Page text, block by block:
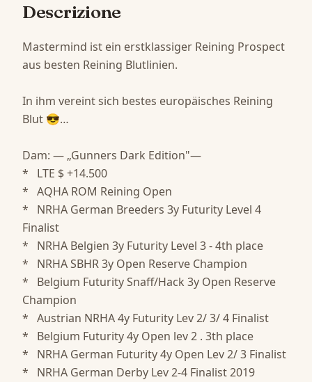
Descrizione
Mastermind ist ein erstklassiger Reining Prospect
aus besten Reining Blutlinien.
In ihm vereint sich bestes europäisches Reining
Blut 😎…
Dam: — „Gunners Dark Edition"—
*   LTE $ +14.500
*   AQHA ROM Reining Open
*   NRHA German Breeders 3y Futurity Level 4
Finalist
*   NRHA Belgien 3y Futurity Level 3 - 4th place
*   NRHA SBHR 3y Open Reserve Champion
*   Belgium Futurity Snaff/Hack 3y Open Reserve
Champion
*   Austrian NRHA 4y Futurity Lev 2/ 3/ 4 Finalist
*   Belgium Futurity 4y Open lev 2 . 3th place
*   NRHA German Futurity 4y Open Lev 2/ 3 Finalist
*   NRHA German Derby Lev 2-4 Finalist 2019